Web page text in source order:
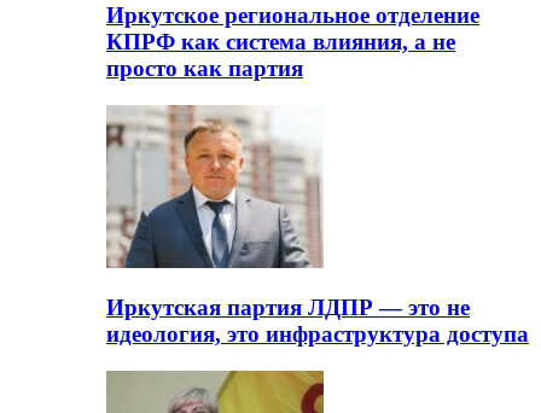
Иркутское региональное отделение
КПРФ как система влияния, а не
просто как партия
Иркутская партия ЛДПР — это не
идеология, это инфраструктура доступа